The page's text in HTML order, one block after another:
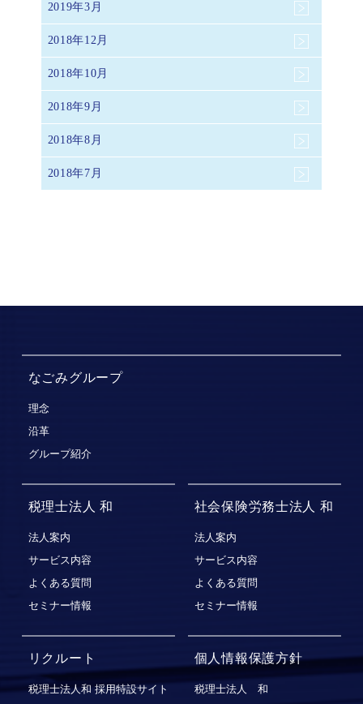
2019年3月
2018年12月
2018年10月
2018年9月
2018年8月
2018年7月
なごみグループ
理念
沿革
グループ紹介
税理士法人 和
法人案内
サービス内容
よくある質問
セミナー情報
社会保険労務士法人 和
法人案内
サービス内容
よくある質問
セミナー情報
リクルート
税理士法人和 採用特設サイト
個人情報保護方針
税理士法人 和